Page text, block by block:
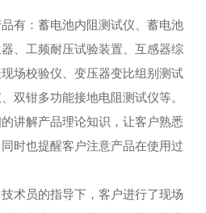
有：蓄电池内阻测试仪、蓄电池
、工频耐压试验装置、互感器综
场校验仪、变压器变比组别测试
双钳多功能接地电阻测试仪等。
讲解产品理论知识，让客户熟悉
时也提醒客户注意产品在使用过
术员的指导下，客户进行了现场